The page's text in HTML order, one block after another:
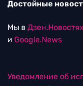
Достойные
Мы в Дзен.Новостях
и Google.News
Уведомление об